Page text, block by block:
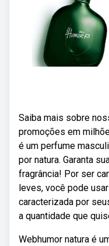
Saiba mais sobre
promoções em
é um perfume
por natura. Garanta
fragrância! Por ser
leves, você pode
caracterizada por
a quantidade que
Webhumor natura é